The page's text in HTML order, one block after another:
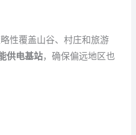
性覆盖山谷、村庄和旅游
供电基站，确保偏远地区也